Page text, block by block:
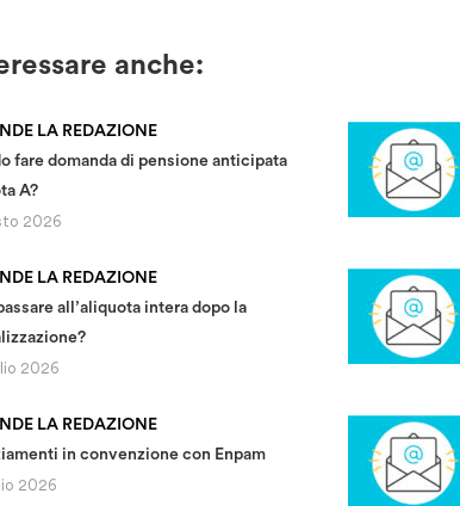
anche:
LA REDAZIONE
fare domanda di pensione anticipata
A?
2026
LA REDAZIONE
all’aliquota intera dopo la
2026
LA REDAZIONE
in convenzione con Enpam
2026